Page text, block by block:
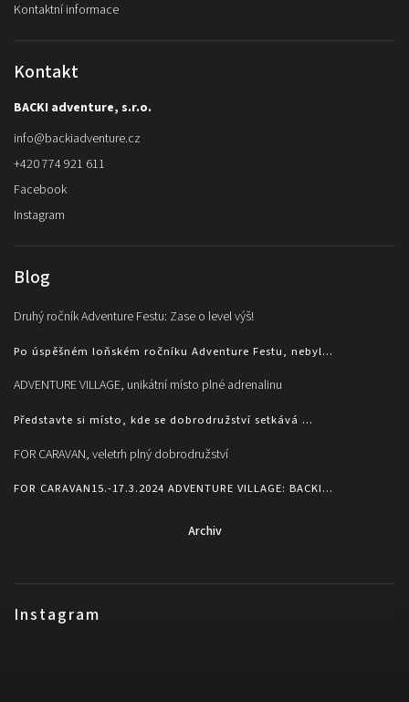
Instagram
Kontaktní informace
Kontakt
BACKI adventure, s.r.o.
info@backiadventure.cz
+420 774 921 611
Facebook
Instagram
Blog
Druhý ročník Adventure Festu: Zase o level výš!
Po úspěšném loňském ročníku Adventure Festu, nebyl...
ADVENTURE VILLAGE, unikátní místo plné adrenalinu
Představte si místo, kde se dobrodružství setkává ...
FOR CARAVAN, veletrh plný dobrodružství
FOR CARAVAN15.-17.3.2024 ADVENTURE VILLAGE: BACKI...
Archiv